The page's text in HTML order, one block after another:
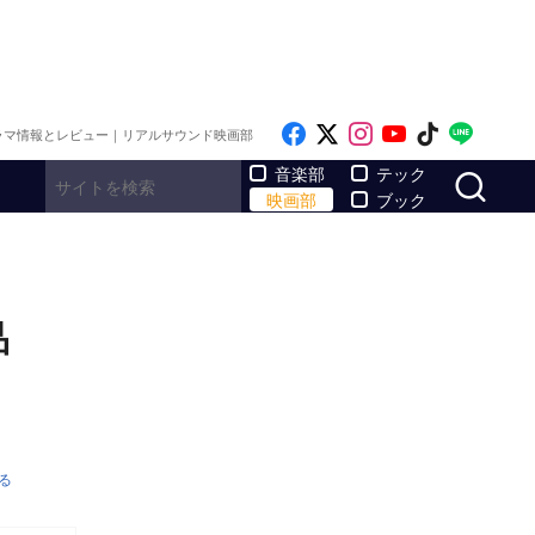
情報とレビュー｜リアルサウンド映画部 Like on Facebook
Follow on x
Follow on
Follow on
Follow
音楽部
映画部
テック
ブック